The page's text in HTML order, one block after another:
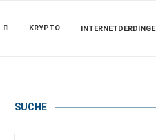
KRYPTO INTERNETDERDINGE
SUCHE